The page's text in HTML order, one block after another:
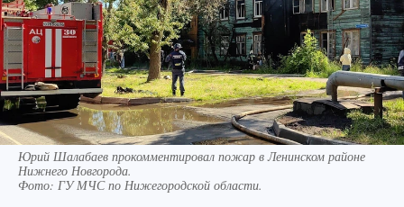
Юрий Шалабаев прокомментировал пожар в Ленинском районе
Нижнего Новгорода.
Фото: ГУ МЧС по Нижегородской области.